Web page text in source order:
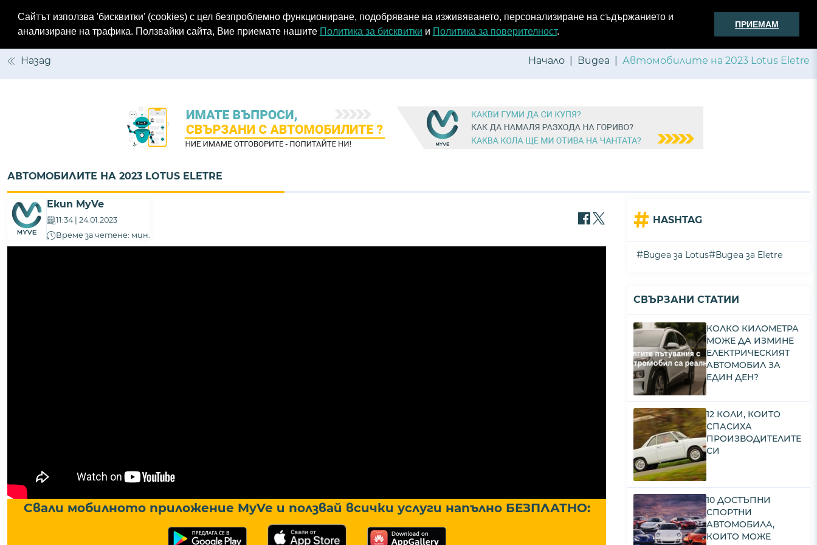
Сайтът използва 'бисквитки' (cookies) с цел безпроблемно функциониране, подобряване на изживяването, персонализиране на съдържанието и
анализиране на трафика. Ползвайки сайта, Вие приемате нашите Политика за бисквитки и Политика за поверителност.
ПРИЕМАМ
Меню
АвтоБОТ Известия
Назад Начало Видеа Автомобилите на 2023 Lotus Eletre
АВТОМОБИЛИТЕ НА 2023 LOTUS ELETRE
Екип MyVe
11:34 | 24.01.2023
Време за четене: мин.
Свали мобилното приложение MyVe и ползвай всички услуги напълно БЕЗПЛАТНО:
# HASHTAG
#Видеа за Lotus#Видеа за Eletre
СВЪРЗАНИ СТАТИИ
КОЛКО КИЛОМЕТРА
МОЖЕ ДА ИЗМИНE
ЕЛЕКТРИЧЕСКИЯТ
АВТОМОБИЛ ЗА
ЕДИН ДЕН?
12 КОЛИ, КОИТО
СПАСИХА
ПРОИЗВОДИТЕЛИТЕ
СИ
10 ДОСТЪПНИ
СПОРТНИ
АВТОМОБИЛА,
КОИТО МОЖЕ